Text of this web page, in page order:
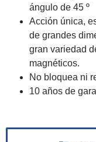
ángulo de 45 º
Acción única,
de grandes
gran variedad
magnéticos.
No bloquea ni
10 años de